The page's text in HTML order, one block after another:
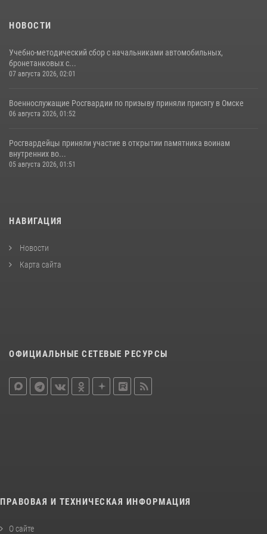
НОВОСТИ
Учебно-методический сбор с начальниками автомобильных,
бронетанковых с...
07 августа 2026, 02:01
Военнослужащие Росгвардии по призыву приняли присягу в Омске
06 августа 2026, 01:52
Росгвардейцы приняли участие в открытии памятника воинам
внутренних во...
05 августа 2026, 01:51
НАВИГАЦИЯ
Новости
Карта сайта
ОФИЦИАЛЬНЫЕ СЕТЕВЫЕ РЕСУРСЫ
ПРАВОВАЯ И ТЕХНИЧЕСКАЯ ИНФОРМАЦИЯ
О сайте